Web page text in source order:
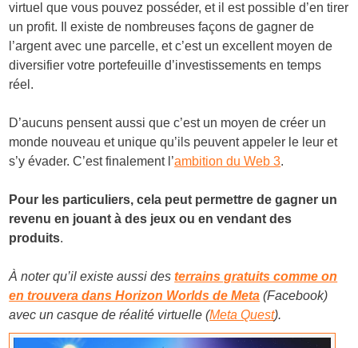
virtuel que vous pouvez posséder, et il est possible d’en tirer
un profit. Il existe de nombreuses façons de gagner de
l’argent avec une parcelle, et c’est un excellent moyen de
diversifier votre portefeuille d’investissements en temps
réel.
D’aucuns pensent aussi que c’est un moyen de créer un
monde nouveau et unique qu’ils peuvent appeler le leur et
s’y évader. C’est finalement l’ambition du Web 3.
Pour les particuliers, cela peut permettre de gagner un
revenu en jouant à des jeux ou en vendant des
produits.
À noter qu’il existe aussi desterrains gratuits comme on
en trouvera dans Horizon Worlds de Meta (Facebook)
avec un casque de réalité virtuelle (Meta Quest).